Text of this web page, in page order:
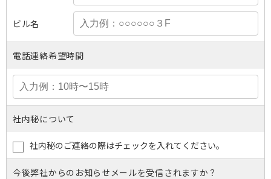
ビル名
電話連絡希望時間
社内秘について
社内秘のご連絡の際はチェックを入れてください。
今後弊社からのお知らせメールを受信されますか？